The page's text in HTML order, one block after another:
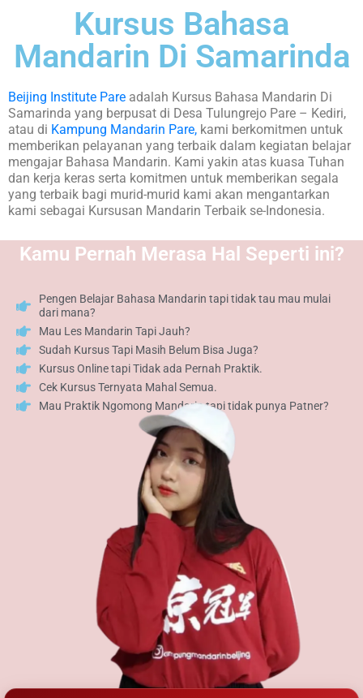
Kursus Bahasa
Mandarin Di Samarinda
Beijing Institute Pare adalah Kursus Bahasa Mandarin Di
Samarinda yang berpusat di Desa Tulungrejo Pare – Kediri,
atau di Kampung Mandarin Pare, kami berkomitmen untuk
memberikan pelayanan yang terbaik dalam kegiatan belajar
mengajar Bahasa Mandarin. Kami yakin atas kuasa Tuhan
dan kerja keras serta komitmen untuk memberikan segala
yang terbaik bagi murid-murid kami akan mengantarkan
kami sebagai Kursusan Mandarin Terbaik se-Indonesia.
Kamu Pernah Merasa Hal Seperti ini?
Pengen Belajar Bahasa Mandarin tapi tidak tau mau mulai
dari mana?
Mau Les Mandarin Tapi Jauh?
Sudah Kursus Tapi Masih Belum Bisa Juga?
Kursus Online tapi Tidak ada Pernah Praktik.
Cek Kursus Ternyata Mahal Semua.
Mau Praktik Ngomong Mandarin tapi tidak punya Patner?